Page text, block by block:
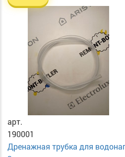
арт.
190001
Дренажная трубка для